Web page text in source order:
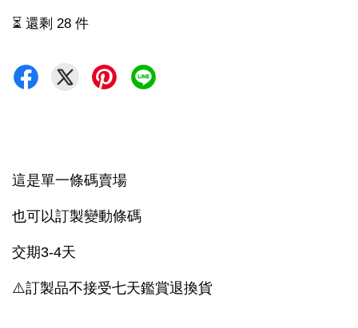
⏳ 還剩 28 件
這是單一條碼賣場
也可以訂製變動條碼
交期3-4天
⚠️訂製品不接受七天鑑賞退換貨